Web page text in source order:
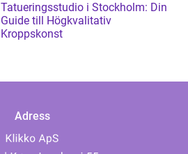
Tatueringsstudio i Stockholm: Din
Guide till Högkvalitativ
Kroppskonst
Adress